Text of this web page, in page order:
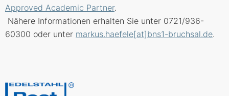
Approved Academic Partner.
Nähere Informationen erhalten Sie unter 0721/936-
60300 oder unter markus.haefele[at]bns1-bruchsal.de.